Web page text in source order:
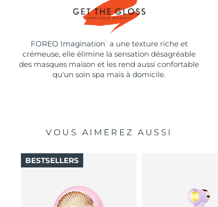
FOREO Imagination ™
a une texture riche et
crémeuse, elle élimine la sensation désagréable
des masques maison et les rend aussi confortable
qu'un soin spa mais à domicile.
VOUS AIMEREZ AUSSI
BESTSELLERS